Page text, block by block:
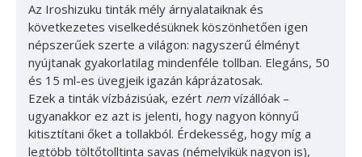
Az Iroshizuku tinták mély árnyalataiknak és
következetes viselkedésüknek köszönhetően igen
népszerűek szerte a világon: nagyszerű élményt
nyújtanak gyakorlatilag mindenféle tollban. Elegáns, 50
és 15 ml-es üvegjeik igazán káprázatosak.
Ezek a tinták vízbázisúak, ezért nem vízállóak –
ugyanakkor ez azt is jelenti, hogy nagyon könnyű
kitisztítani őket a tollakból. Érdekesség, hogy míg a
legtöbb töltőtolltinta savas (némelyikük nagyon is),